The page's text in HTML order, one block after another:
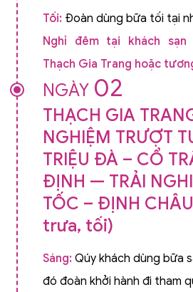
Tối: Đoàn dùng bữa tối tại
Nghỉ đêm tại khách sạn
Thạch Gia Trang hoặc
NGÀY 02
THẠCH GIA
NGHIỆM TRƯỢT
TRIỆU ĐÀ – CỔ
ĐỊNH — TRẢI
TỐC – ĐỊNH
trưa, tối)
Sáng: Qúy khách dùng bữa
đó đoàn khởi hành đi tham